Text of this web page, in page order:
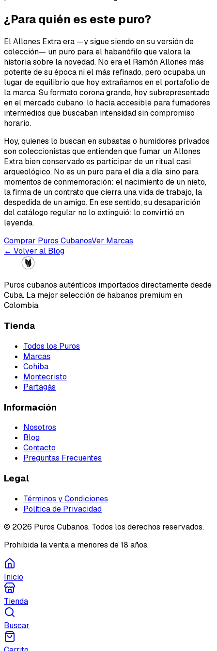
¿Para quién es este puro?
El Allones Extra era —y sigue siendo en su versión de
colección— un puro para el habanófilo que valora la
historia sobre la novedad. No era el Ramón Allones más
potente de su época ni el más refinado, pero ocupaba un
lugar de equilibrio que hoy extrañamos en el portafolio de
la marca. Su formato corona grande, hoy subrepresentado
en el mercado cubano, lo hacía accesible para fumadores
intermedios que buscaban intensidad sin compromiso
horario.
Hoy, quienes lo buscan en subastas o humidores privados
son coleccionistas que entienden que fumar un Allones
Extra bien conservado es participar de un ritual casi
arqueológico. No es un puro para el día a día, sino para
momentos de conmemoración: el nacimiento de un nieto,
la firma de un contrato que cierra una vida de trabajo, la
despedida de un amigo. En ese sentido, su desaparición
del catálogo regular no lo extinguió: lo convirtió en
leyenda.
Comprar Puros CubanosVer Marcas
← Volver al Blog
Puros cubanos auténticos importados directamente desde
Cuba. La mejor selección de habanos premium en
Colombia.
Tienda
Todos los Puros
Marcas
Cohiba
Montecristo
Partagás
Información
Nosotros
Blog
Contacto
Preguntas Frecuentes
Legal
Términos y Condiciones
Política de Privacidad
© 2026 Puros Cubanos. Todos los derechos reservados.
Prohibida la venta a menores de 18 años.
Inicio
Tienda
Buscar